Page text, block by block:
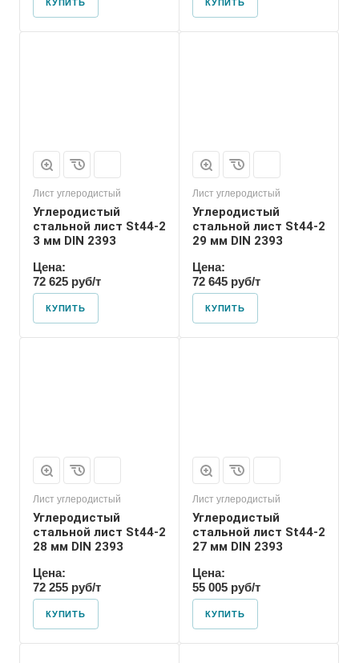
КУПИТЬ КУПИТЬ
Лист углеродистый
Углеродистый
стальной лист St44-2
3 мм DIN 2393
Цена:
72 625 руб/т
КУПИТЬ
Лист углеродистый
Углеродистый
стальной лист St44-2
29 мм DIN 2393
Цена:
72 645 руб/т
КУПИТЬ
Лист углеродистый
Углеродистый
стальной лист St44-2
28 мм DIN 2393
Цена:
72 255 руб/т
КУПИТЬ
Лист углеродистый
Углеродистый
стальной лист St44-2
27 мм DIN 2393
Цена:
55 005 руб/т
КУПИТЬ